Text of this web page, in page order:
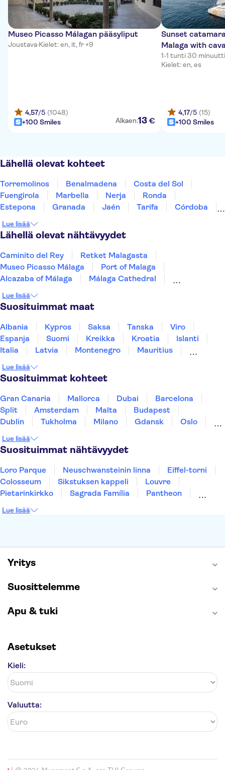
Museo Picasso Málagan pääsyliput
Joustava·Kielet: en, it, fr +9
4,57/5 (1048)
+100 Smiles
Alkaen:13 €
Sunset
Malaga with
1-1 tunti 30
Kielet: en, es
4,17/5 (15)
+100 Smiles
Lähellä olevat kohteet
Torremolinos Benalmadena
Costa del Sol
Fuengirola
Marbella Nerja
Ronda
Estepona
Granada Jaén Tarifa
Córdoba
Lue lisää
Lähellä olevat nähtävyydet
Caminito del Rey
Retket Malagasta
Museo Picasso Málaga
Port of Malaga
Alcazaba of Málaga
Málaga Cathedral
Centre Pompidou Malaga
Teide
Puerto de Mogán
Aquarium Poema del Mar
TUI Palma Maraton Mallorca 2026
Puerto Colon
Lue lisää
Suosituimmat maat
Albania Kypros Saksa Tanska
Viro
Espanja
Suomi Kreikka Kroatia
Islanti
Italia
Latvia Montenegro
Mauritius
Thaimaa
Turkki
Lue lisää
Suosituimmat kohteet
Gran Canaria Mallorca Dubai
Barcelona
Split
Amsterdam Malta
Budapest
Dublin
Tukholma Milano Gdansk
Oslo
Tallinna
Ljubljana Riika
Lue lisää
Suosituimmat nähtävyydet
Loro Parque Neuschwansteinin linna
Eiffel-torni
Colosseum
Sikstuksen kappeli
Louvre
Pietarinkirkko
Sagrada Família
Pantheon
Keukenhof
Lue lisää
Yritys
Suosittelemme
Apu & tuki
Asetukset
Kieli:
Valuutta: